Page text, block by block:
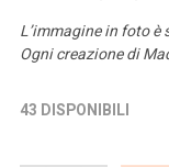
L’immagine in foto
Ogni creazione di
43 DISPONIBILI